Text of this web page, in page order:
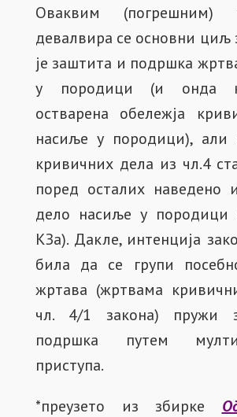
Оваквим (погрешним)
девалвира се основни циљ
је заштита и подршка
у породици (и онда
остварена обележја
насиље у породици), али
кривичних дела из чл.4
поред осталих наведено
дело насиље у породици
КЗа). Дакле, интенција
била да се групи
жртава (жртвама
чл. 4/1 закона) пружи
подршка путем
приступа.
*преузето из збирке